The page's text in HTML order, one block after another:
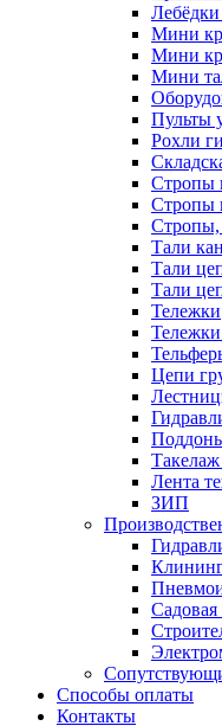
Мини
Мини
Мини
Пульты
Рохли
Стропы
Стропы
Стропы,
Тали
Тали
Тали
Тележки
Тележки
Цепи
Лента
ЗИП
Садовая
Способы оплаты
Контакты